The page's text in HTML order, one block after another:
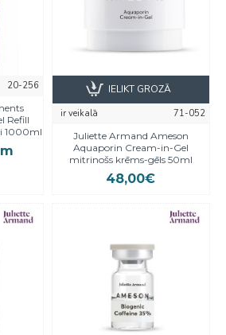
20-256
Refill
1000ml
ir veikalā
71-052
Juliette Armand Ameson
Aquaporin Cream-in-Gel
mitrinošs krēms-gēls 50ml
48,00€
IELIKT GROZĀ